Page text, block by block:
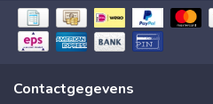
Contactgegevens